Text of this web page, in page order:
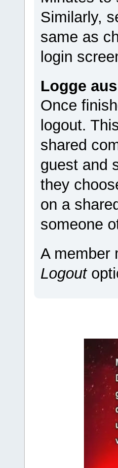
Similarly,
same as
login
Logge aus
Once
logout.
shared
guest and
they
on a
someone
A member
Logout